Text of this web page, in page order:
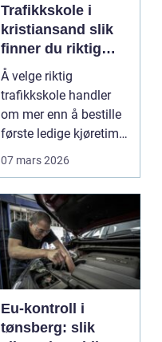
Trafikkskole i
kristiansand slik
finner du riktig
opplæring
Å velge riktig
trafikkskole handler
om mer enn å bestille
første ledige kjøretime.
For mange er føre...
07 mars 2026
Eu-kontroll i
tønsberg: slik